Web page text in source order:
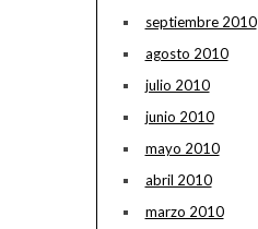
septiembre 2010
agosto 2010
julio 2010
junio 2010
mayo 2010
abril 2010
marzo 2010